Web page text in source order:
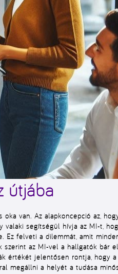
útjába
van. Az alapkoncepció az,
valaki segítségül hívja az MI-t,
Ez felveti a dilemmát, amit
szerint az MI-vel a hallgatók bár
értékét jelentősen rontja, hogy
megállni a helyét a tudása